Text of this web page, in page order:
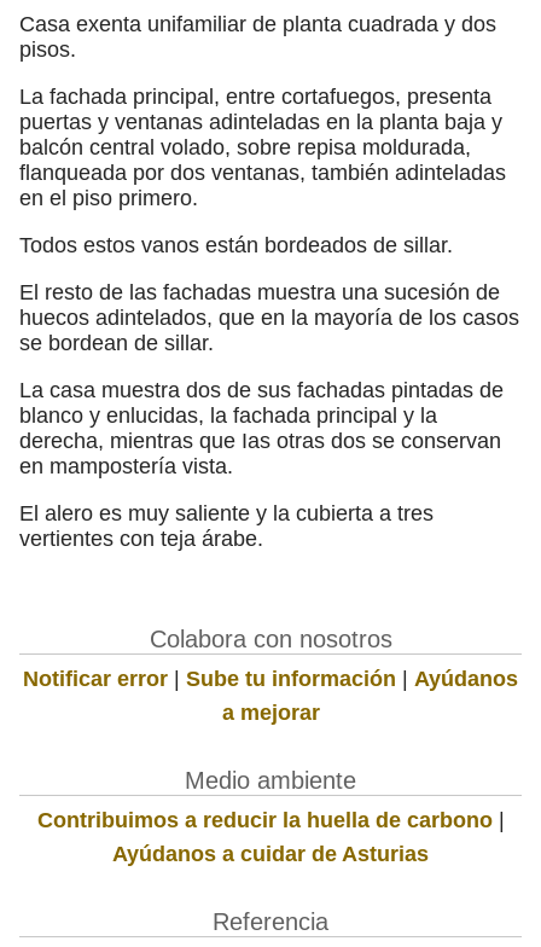
Casa exenta unifamiliar de planta cuadrada y dos
pisos.
La fachada principal, entre cortafuegos, presenta
puertas y ventanas adinteladas en la planta baja y
balcón central volado, sobre repisa moldurada,
flanqueada por dos ventanas, también adinteladas
en el piso primero.
Todos estos vanos están bordeados de sillar.
El resto de las fachadas muestra una sucesión de
huecos adintelados, que en la mayoría de los casos
se bordean de sillar.
La casa muestra dos de sus fachadas pintadas de
blanco y enlucidas, la fachada principal y la
derecha, mientras que Ias otras dos se conservan
en mampostería vista.
El alero es muy saliente y la cubierta a tres
vertientes con teja árabe.
Colabora con nosotros
Notificar error | Sube tu información | Ayúdanos
a mejorar
Medio ambiente
Contribuimos a reducir la huella de carbono|
Ayúdanos a cuidar de Asturias
Referencia